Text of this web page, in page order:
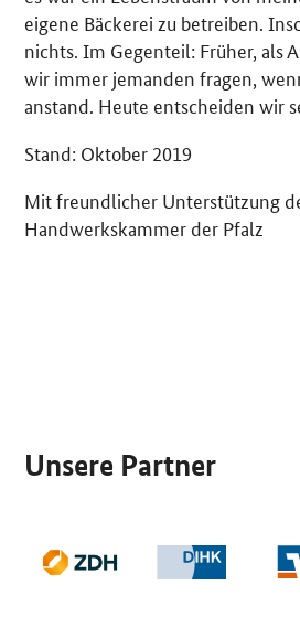
eigene Bäckerei zu betreiben.
nichts. Im Gegenteil: Früher, als
wir immer jemanden fragen,
anstand. Heute entscheiden wir
Stand: Oktober 2019
Mit freundlicher Unterstützung
Handwerkskammer der Pfalz
Unsere Partner